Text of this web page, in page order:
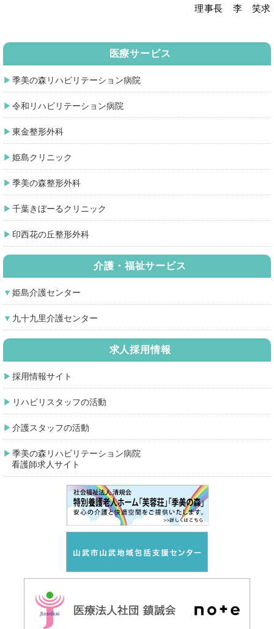
理事長 李 笑求
医療サービス
季美の森リハビリテーション病院
令和リハビリテーション病院
東金整形外科
姫島クリニック
季美の森整形外科
千葉きぼーるクリニック
印西花の丘整形外科
介護・福祉サービス
姫島介護センター
九十九里介護センター
求人採用情報
採用情報サイト
リハビリスタッフの活動
介護スタッフの活動
季美の森リハビリテーション病院
看護師求人サイト